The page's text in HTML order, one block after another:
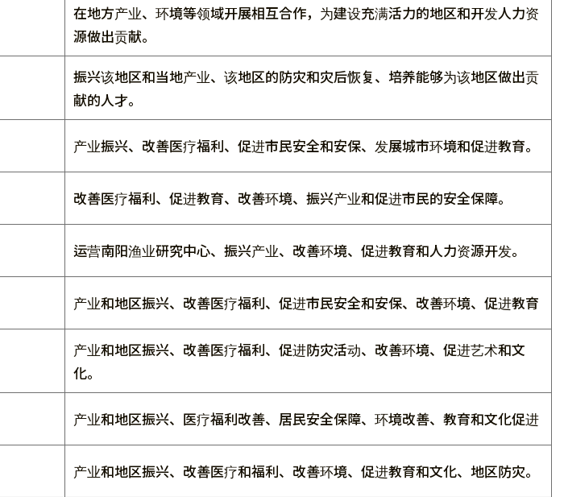
在地方产业、环境等领域开展相互合作，为建设充满活力的地区和开发人力资
源做出贡献。
振兴该地区和当地产业、该地区的防灾和灾后恢复、培养能够为该地区做出贡
献的人才。
产业振兴、改善医疗福利、促进市民安全和安保、发展城市环境和促进教育。
改善医疗福利、促进教育、改善环境、振兴产业和促进市民的安全保障。
运营南阳渔业研究中心、振兴产业、改善环境、促进教育和人力资源开发。
产业和地区振兴、改善医疗福利、促进市民安全和安保、改善环境、促进教育
产业和地区振兴、改善医疗福利、促进防灾活动、改善环境、促进艺术和文
化。
产业和地区振兴、医疗福利改善、居民安全保障、环境改善、教育和文化促进
产业和地区振兴、改善医疗和福利、改善环境、促进教育和文化、地区防灾。